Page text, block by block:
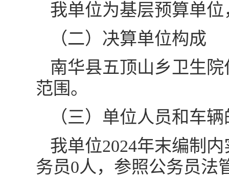
我单位为基层预算单
（二）决算单位构成
南华县五顶山乡卫生
范围。
（三）单位人员和车
我单位2024年末编制
务员0人，参照公务员法